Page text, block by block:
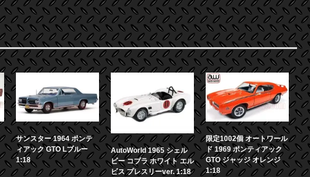
サンスター 1964 ポンテ
ィアック GTO Lブルー
1:18
AutoWorld 1965 シェル
ビー コブラ ホワイト エル
ビス プレスリーver. 1:18
限定1002個 オートワール
ド 1969 ポンティアック
GTO ジャッジ オレンジ
1:18